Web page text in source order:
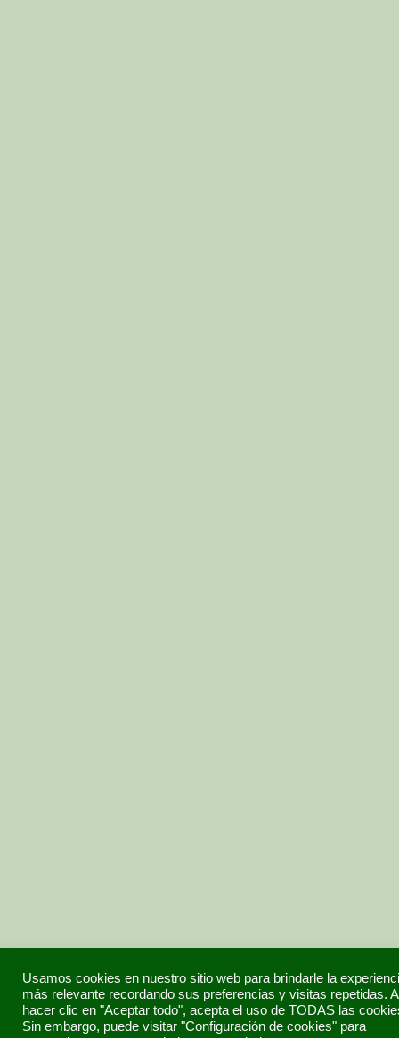
Usamos cookies en nuestro sitio web para brindarle la
más relevante recordando sus preferencias y visitas repetidas.
hacer clic en "Aceptar todo", acepta el uso de TODAS las
Sin embargo, puede visitar "Configuración de cookies" para